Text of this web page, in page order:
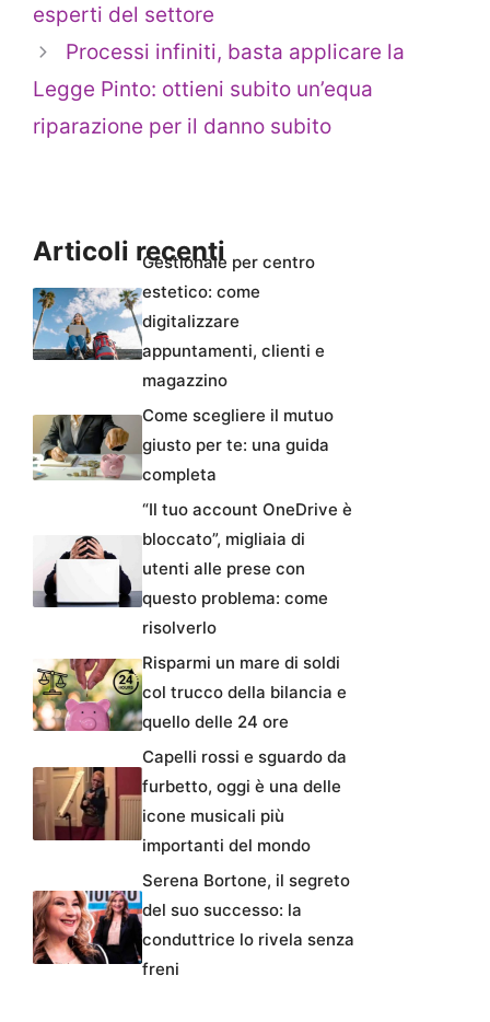
esperti del settore
Processi infiniti, basta applicare la
Legge Pinto: ottieni subito un’equa
riparazione per il danno subito
Articoli recentiGestionale per centro
estetico: come
digitalizzare
appuntamenti, clienti e
magazzino
Come scegliere il mutuo
giusto per te: una guida
completa
“Il tuo account OneDrive è
bloccato”, migliaia di
utenti alle prese con
questo problema: come
risolverlo
Risparmi un mare di soldi
col trucco della bilancia e
quello delle 24 ore
Capelli rossi e sguardo da
furbetto, oggi è una delle
icone musicali più
importanti del mondo
Serena Bortone, il segreto
del suo successo: la
conduttrice lo rivela senza
freni